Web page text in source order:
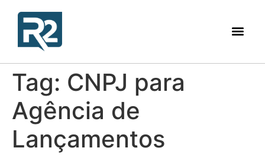
Tag: CNPJ para
Agência de
Lançamentos